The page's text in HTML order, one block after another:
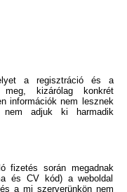
a regisztráció és a
kizárólag konkrét
információk nem lesznek
nem adjuk ki harmadik
fizetés során megadnak
és CV kód) a weboldal
a mi szerverünkön nem